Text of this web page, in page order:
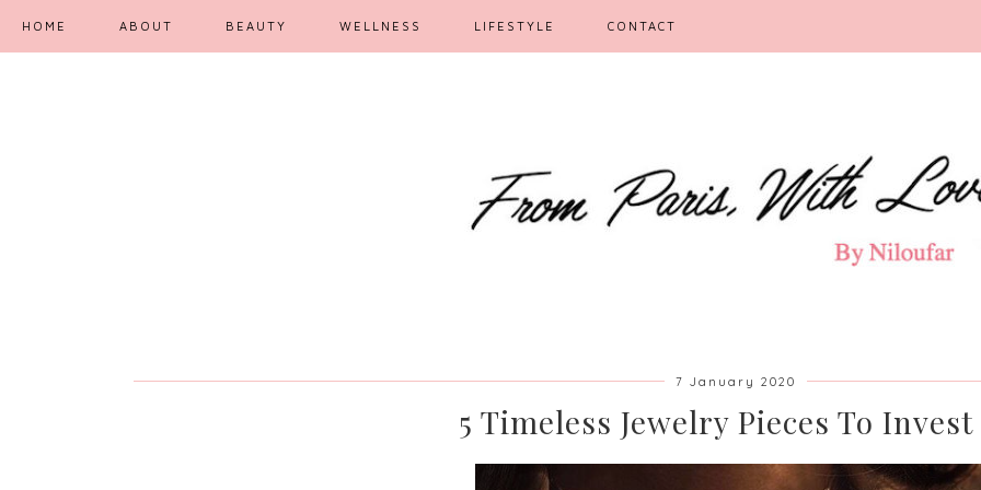
HOME ABOUT BEAUTY WELLNESS LIFESTYLE CONTACT
7 January 2020
5 Timeless Jewelry Pieces To